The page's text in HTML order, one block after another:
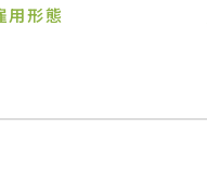
用形態